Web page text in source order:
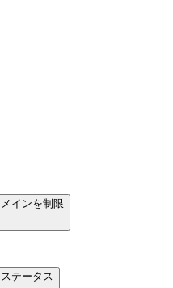
インを制限
テータス